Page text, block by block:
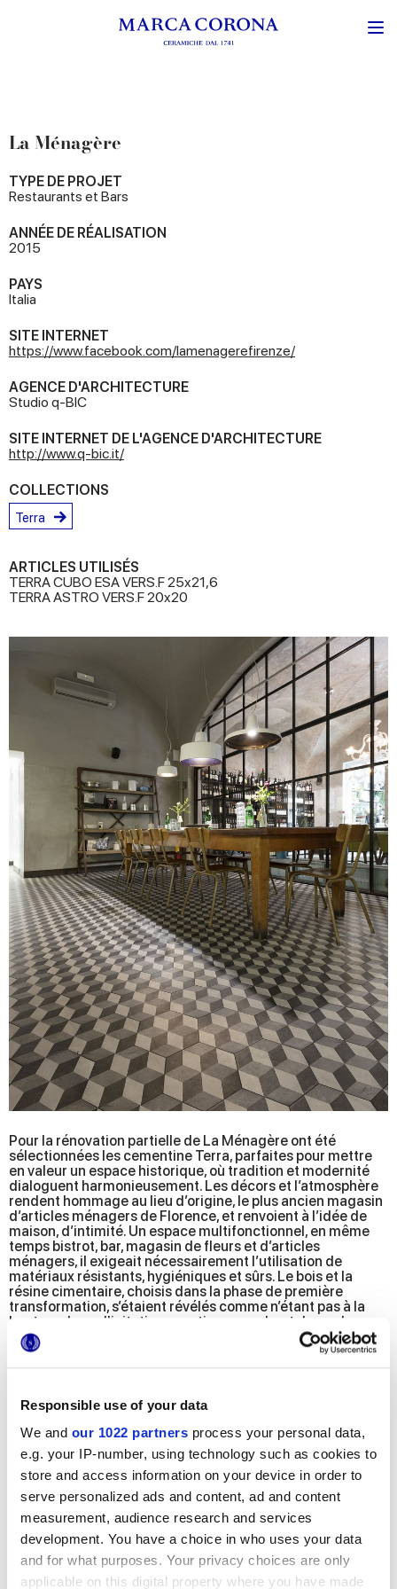
Responsible use of your data
We and our 1022 partners process your personal data,
e.g. your IP-number, using technology such as cookies to
store and access information on your device in order to
serve personalized ads and content, ad and content
measurement, audience research and services
development. You have a choice in who uses your data
and for what purposes. Your privacy choices are only
applicable on this digital property where you have made
La Ménagère
TYPE DE PROJET
Restaurants et Bars
ANNÉE DE RÉALISATION
2015
PAYS
Italia
SITE INTERNET
https://www.facebook.com/lamenagerefirenze/
AGENCE D'ARCHITECTURE
Studio q-BIC
SITE INTERNET DE L'AGENCE D'ARCHITECTURE
http://www.q-bic.it/
COLLECTIONS
Terra
ARTICLES UTILISÉS
TERRA CUBO ESA VERS.F 25x21,6
TERRA ASTRO VERS.F 20x20
Pour la rénovation partielle de La Ménagère ont été
sélectionnées les cementine Terra, parfaites pour mettre
en valeur un espace historique, où tradition et modernité
dialoguent harmonieusement. Les décors et l’atmosphère
rendent hommage au lieu d’origine, le plus ancien magasin
d’articles ménagers de Florence, et renvoient à l’idée de
maison, d’intimité. Un espace multifonctionnel, en même
temps bistrot, bar, magasin de fleurs et d’articles
ménagers, il exigeait nécessairement l’utilisation de
matériaux résistants, hygiéniques et sûrs. Le bois et la
résine cimentaire, choisis dans la phase de première
transformation, s’étaient révélés comme n’étant pas à la
hauteur des sollicitations continues : au bout de quelques
mois, une seconde intervention était nécessaire pour
remplacer les sols de la salle de bain et de la cuisine déjà
détériorés et installer de nouvelles surfaces en grès
supérieures.
Les architectes Baldini, de l’agence Q-Bic, s’en sont remis à
Marca Corona pour recréer le style d’inspiration classique
et ont choisi les petits formats au look délicatement
poudreux de la série Terra. Dans la cuisine, ouverte sur la
salle de restaurant et pourtant incroyablement intime, se
retrouvent le format hexagonal et le décor Cubo, qui
évoquent les formes et les motifs typiques des immeubles
florentins du dix-neuvième siècle. Dans la zone toilettes et
salle de bain a été posé le raffiné motif Astro en petit
format carré. Combinées aux baies vitrées industrielles,
aux détails métal, aux sources d’éclairage recherchées et